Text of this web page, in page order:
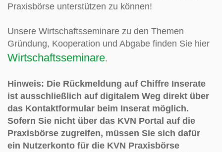
Praxisbörse unterstützen zu können!
Unsere Wirtschaftsseminare zu den Themen
Gründung, Kooperation und Abgabe finden Sie hier
Wirtschaftsseminare.
Hinweis: Die Rückmeldung auf Chiffre Inserate
ist ausschließlich auf digitalem Weg direkt über
das Kontaktformular beim Inserat möglich.
Sofern Sie nicht über das KVN Portal auf die
Praxisbörse zugreifen, müssen Sie sich dafür
ein Nutzerkonto für die KVN Praxisbörse